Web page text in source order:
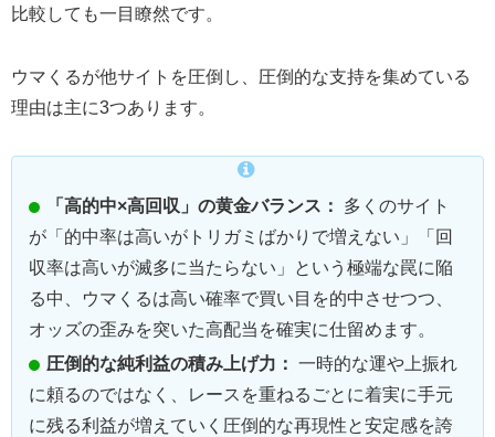
比較しても一目瞭然です。
ウマくるが他サイトを圧倒し、圧倒的な支持を集めている
理由は主に3つあります。
「高的中×高回収」の黄金バランス：
多くのサイト
が「的中率は高いがトリガミばかりで増えない」「回
収率は高いが滅多に当たらない」という極端な罠に陥
る中、ウマくるは高い確率で買い目を的中させつつ、
オッズの歪みを突いた高配当を確実に仕留めます。
圧倒的な純利益の積み上げ力： 一時的な運や上振れ
に頼るのではなく、レースを重ねるごとに着実に手元
に残る利益が増えていく圧倒的な再現性と安定感を誇